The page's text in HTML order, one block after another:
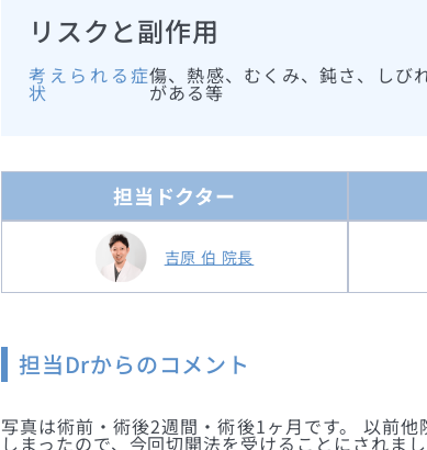
リスクと副作用
考えられる症
状
傷、熱感、むくみ、鈍さ、しび
がある等
担当ドクター
吉原 伯 院長
担当Drからのコメント
写真は術前・術後2週間・術後1ヶ月です。 以前
しまったので、今回切開法を受けることにされま